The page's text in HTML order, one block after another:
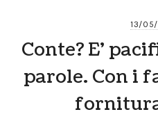
13/
Conte? E’
parole. Con i